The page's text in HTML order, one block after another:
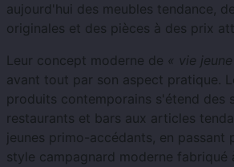
aujourd'hui des meubles tendance,
originales et des pièces à des prix
Leur concept moderne de « vie jeune
avant tout par son aspect pratique.
produits contemporains s'étend des
restaurants et bars aux articles
jeunes primo-accédants, en passant
style campagnard moderne fabriqué